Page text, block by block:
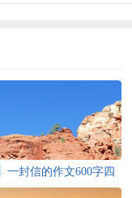
一封信的作文600字四